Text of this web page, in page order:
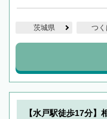
茨城県 つ
【水戸駅徒歩17分